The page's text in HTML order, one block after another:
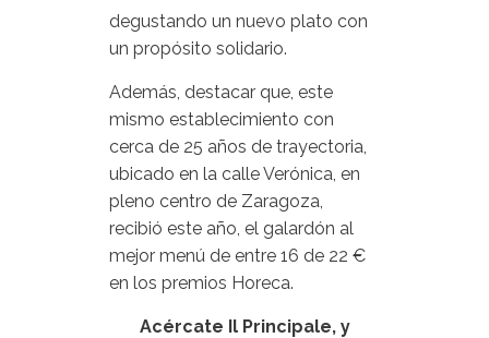
degustando un nuevo plato con
un propósito solidario.
Además, destacar que, este
mismo establecimiento con
cerca de 25 años de trayectoria,
ubicado en la calle Verónica, en
pleno centro de Zaragoza,
recibió este año, el galardón al
mejor menú de entre 16 de 22 €
en los premios Horeca.
Acércate Il Principale, y